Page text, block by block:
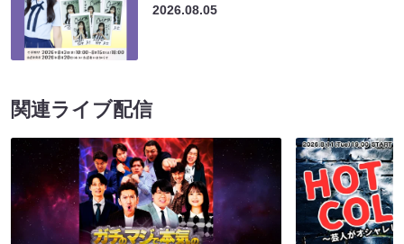
2026.08.05
関連ライブ配信